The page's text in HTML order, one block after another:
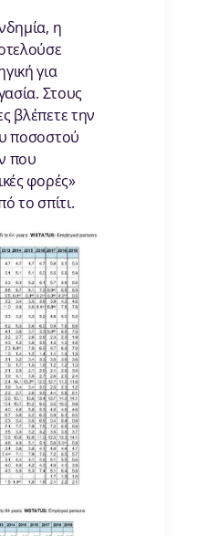
η
για
Στους
βλέπετε την
ποσοστού
που
φορές»
το σπίτι.